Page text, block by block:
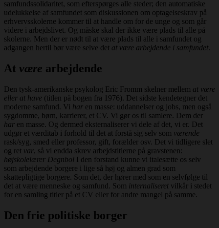
samfundssolidaritet, som efterspørges alle steder; den automatiske
udelukkelse af samfundet som diskussionen om optagelseskrav på
erhvervsskolerne kommer til at handle om for de unge og som går
videre i arbejdslivet. Og måske skal der ikke være plads til alle på
skolerne. Men der er nødt til at være plads til alle i samfundet og
adgangen hertil bør være selve det at være arbejdende i samfundet.
At være arbejdende
Den tysk-amerikanske psykolog Eric Fromm skelner mellem at være
eller at have (titlen på bogen fra 1976). Det sidste kendetegner det
moderne samfund. Vi har en masse: uddannelser og jobs, men også
sygdomme, børn, karrierer, et CV. Vi gør os til samlere. Dem der
har en masse. Og dermed eksternaliserer vi dele af det, vi er. Det
udgør et værditab i forhold til det at forstå sig selv som værende
rask/syg, smed eller professor, gift, forælder osv. Det vi tidligere slet
og ret var, så vi endda skrev arbejdstitlerne på gravstenen:
højskolelærer Degnbol I den forstand kunne vi italesætte os selv
som arbejdende borgere i lige så høj og almen grad som
skattepligtige borgere. Som det, der hører med som en selvfølge til
det at være menneske og samfund. Som internaliseret vilkår i stedet
for en samling titler på et CV eller for andre mangel på samme.
Den frie politiske borger